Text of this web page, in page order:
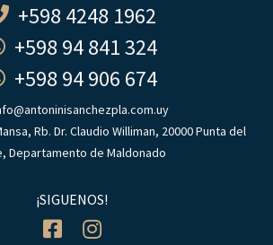
+598 4248 1962
+598 94 841 324
+598 94 906 674
Rb. Dr. Claudio Williman, 20000 Punta del
Departamento de Maldonado
¡SIGUENOS!